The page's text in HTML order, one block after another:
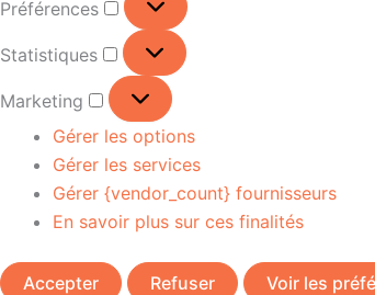
Préférences
Statistiques
Marketing
Gérer les options
Gérer les services
Gérer {vendor_count} fournisseurs
En savoir plus sur ces finalités
Accepter Refuser Voir les